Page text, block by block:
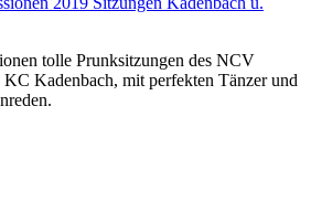
tolle Prunksitzungen des NCV
Kadenbach, mit perfekten Tänzer und